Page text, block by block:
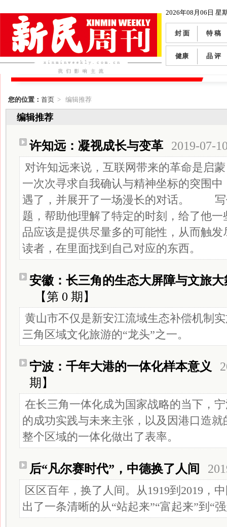
2026年08月06日 星
封 面 特 稿
健康 品 评
您的位置： 首页 > 编辑推荐
编辑推荐
许知远：凝视成长与变革 2019-07-
对许知远来说，互联网带来的革命是
一次次寻求自我确认与精神坐标的突围
遇了，并展开了一场漫长的对话。 写
题，帮助他理解了特定的时刻，给了他
品应该是提供尽量多的可能性，从而触
读者，在里面找到自己对应的东西。
安徽：长三角的生态大屏障与文旅大
【第 0 期】
黄山市不仅是新安江流域生态补偿机制
三角区域文化旅游的“龙头”之一。
宁波：千年大港的一体化样本意义
期】
在长三角一体化成为国家战略的当下，
的成功实践与未来主张，以及因港口造
整个区域的一体化做出了表率。
后“凡尔赛时代”，中德换了人间
区区百年，换了人间。从1919到2019，
出了一条清晰的从“站起来”“富起来”到“